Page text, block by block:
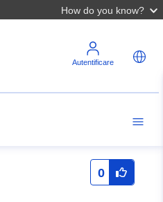
How do you know?
Autentificare
0